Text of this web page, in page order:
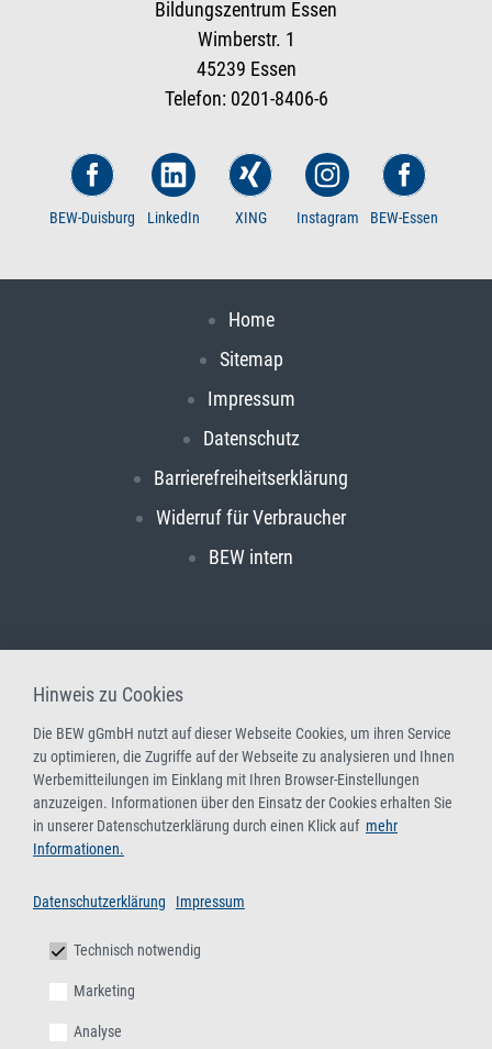
Bildungszentrum Essen
Wimberstr. 1
45239 Essen
Telefon: 0201-8406-6
BEW-Duisburg LinkedIn XING Instagram BEW-Essen
Home
Sitemap
Impressum
Datenschutz
Barrierefreiheitserklärung
Widerruf für Verbraucher
BEW intern
Hinweis zu Cookies
Die BEW gGmbH nutzt auf dieser Webseite Cookies, um ihren Service
zu optimieren, die Zugriffe auf der Webseite zu analysieren und Ihnen
Werbemitteilungen im Einklang mit Ihren Browser-Einstellungen
anzuzeigen. Informationen über den Einsatz der Cookies erhalten Sie
in unserer Datenschutzerklärung durch einen Klick auf mehr
Informationen.
Datenschutzerklärung Impressum
Technisch notwendig
Marketing
Analyse